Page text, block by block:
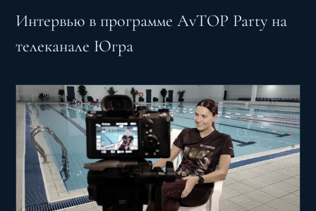
Интервью в программе AvTOP Party на
телеканале Югра